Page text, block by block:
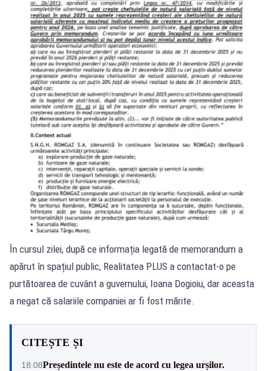
În cursul zilei, după ce informația legată de memorandum a
apărut în spațiul public, Realitatea PLUS a contactat-o pe
purtătoarea de cuvânt a guvernului, Ioana Dogioiu, dar aceasta
a negat că salariile companiei ar fi fost mărite.
CITEȘTE ȘI
18:08Președintele nu este de acord cu legea urșilor.